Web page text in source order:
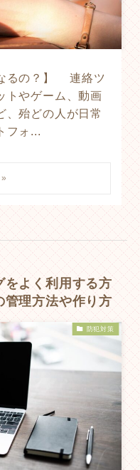
るの？】 連絡ツ
トやゲーム、動画
、殆どの人が日常
フォ...
をよく利用する方
管理方法や作り方
防犯対策